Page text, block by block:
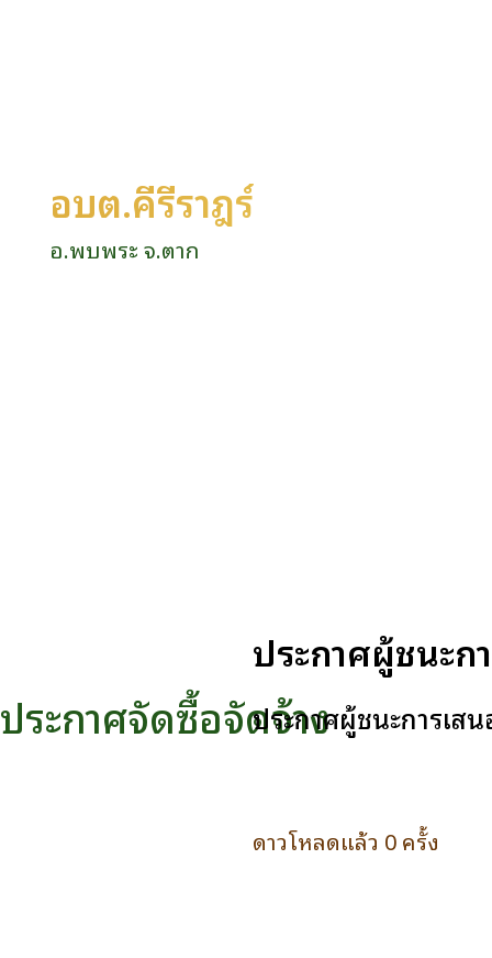
อบต.คีรีราษฎร์
อ.พบพระ จ.ตาก
ประกาศจัดซื้อจัดจ้าง
ประกาศผู้ชนะก
ประกาศผู้ชนะการเส
ดาวโหลดแล้ว 0 ครั้ง